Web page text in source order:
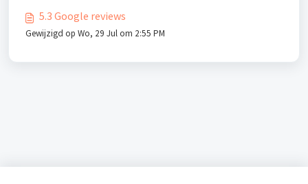
5.3 Google reviews
Gewijzigd op Wo, 29 Jul om 2:55 PM